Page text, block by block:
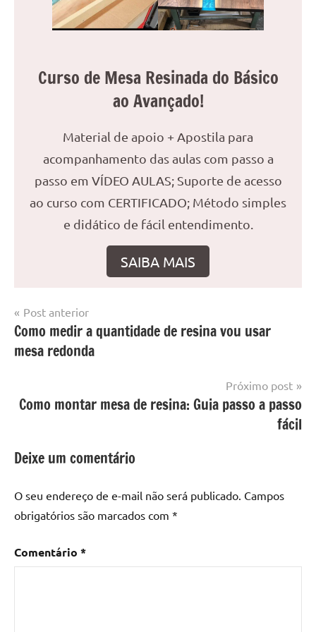
Curso de Mesa Resinada do Básico
ao Avançado!
Material de apoio + Apostila para
acompanhamento das aulas com passo a
passo em VÍDEO AULAS; Suporte de acesso
ao curso com CERTIFICADO; Método simples
e didático de fácil entendimento.
SAIBA MAIS
Marcado
com
mesa
Mesa
epoxi
mesa
madeira,
Mesa
madeira
com
Mesa
resinada
Navegação
de
Post
Post anterior
Como medir a quantidade de resina vou usar
mesa redonda
Próximo post
Como montar mesa de resina: Guia passo a passo
fácil
Deixe um comentário
O seu endereço de e-mail não será publicado. Campos
obrigatórios são marcados com *
Comentário *